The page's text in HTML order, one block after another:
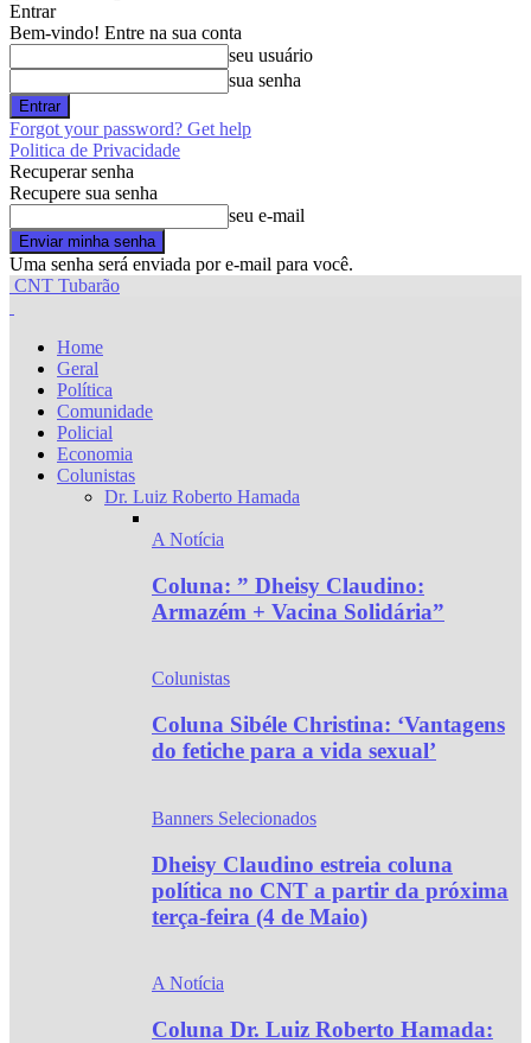
Entrar
Bem-vindo! Entre na sua conta
seu usuário
sua senha
Forgot your password? Get help
Politica de Privacidade
Recuperar senha
Recupere sua senha
seu e-mail
Uma senha será enviada por e-mail para você.
CNT Tubarão
Home
Geral
Política
Comunidade
Policial
Economia
Colunistas
Dr. Luiz Roberto Hamada
A Notícia
Coluna: ” Dheisy Claudino:
Armazém + Vacina Solidária”
Colunistas
Coluna Sibéle Christina: ‘Vantagens
do fetiche para a vida sexual’
Banners Selecionados
Dheisy Claudino estreia coluna
política no CNT a partir da próxima
terça-feira (4 de Maio)
A Notícia
Coluna Dr. Luiz Roberto Hamada: